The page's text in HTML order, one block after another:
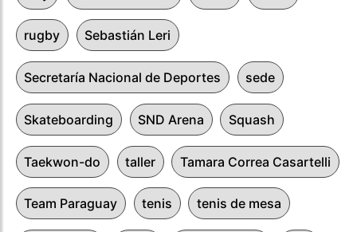
rugby Sebastián Leri
Secretaría Nacional de Deportes sede
Skateboarding SND Arena Squash
Taekwon-do taller Tamara Correa Casartelli
Team Paraguay tenis tenis de mesa